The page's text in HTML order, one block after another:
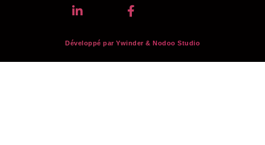
Développé par Ywinder & Nodoo Studio